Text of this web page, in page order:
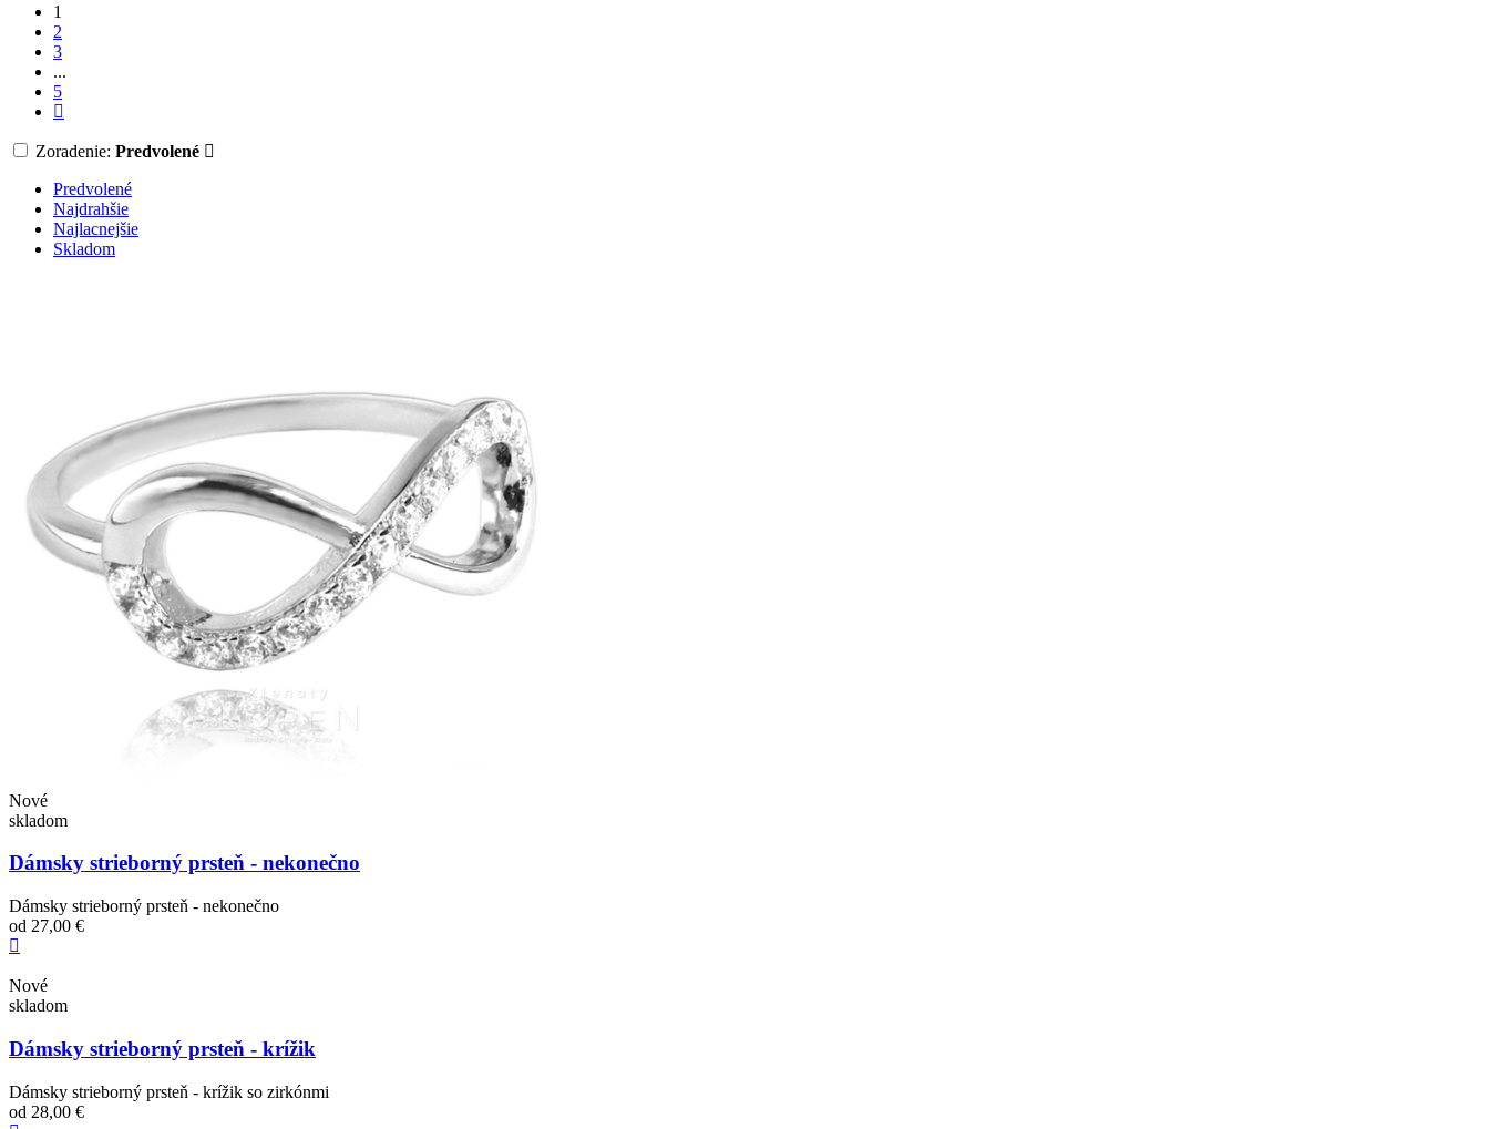
1
2
3
...
5
Zoradenie: Predvolené
Predvolené
Najdrahšie
Najlacnejšie
Skladom
Nové
skladom
Dámsky strieborný prsteň - nekonečno
Dámsky strieborný prsteň - nekonečno
od 27,00 €
Nové
skladom
Dámsky strieborný prsteň - krížik
Dámsky strieborný prsteň - krížik so zirkónmi
od 28,00 €